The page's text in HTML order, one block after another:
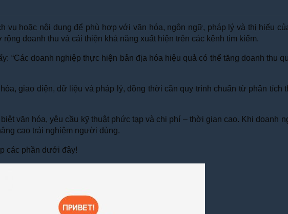
vụ hoặc nội dung để phù hợp với văn hóa, ngôn ngữ, pháp lý và thị hiếu
doanh thu và cải thiện khả năng xuất hiện trên các kênh tìm kiếm.
“Các doanh nghiệp thực hiện bản địa hóa hiệu quả có thể tăng doanh thu
giao diện, dữ liệu và pháp lý, đồng thời cần quy trình chuẩn từ phân tích
văn hóa, yêu cầu kỹ thuật phức tạp và chi phí – thời gian cao. Khi doanh
cao trải nghiệm người dùng.
các phần dưới đây!